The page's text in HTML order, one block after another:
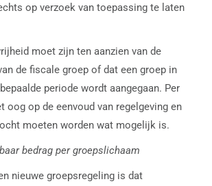
op verzoek van toepassing te laten
moet zijn ten aanzien van de
de fiscale groep of dat een groep in
periode wordt aangegaan. Per
oog op de eenvoud van regelgeving en
moeten worden wat mogelijk is.
bedrag per groepslichaam
nieuwe groepsregeling is dat